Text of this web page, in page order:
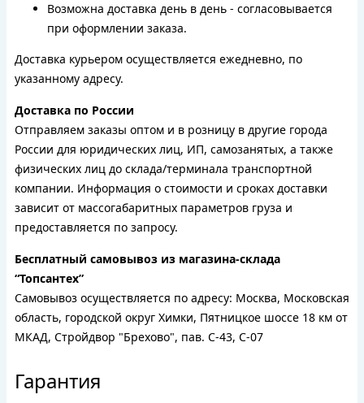
Возможна доставка день в день - согласовывается
при оформлении заказа.
Доставка курьером осуществляется ежедневно, по
указанному адресу.
Доставка по России
Отправляем заказы оптом и в розницу в другие города
России для юридических лиц, ИП, самозанятых, а также
физических лиц до склада/терминала транспортной
компании. Информация о стоимости и сроках доставки
зависит от массогабаритных параметров груза и
предоставляется по запросу.
Бесплатный самовывоз из магазина-склада
“Топсантех”
Самовывоз осуществляется по адресу: Москва, Московская
область, городской округ Химки, Пятницкое шоссе 18 км от
МКАД, Стройдвор "Брехово", пав. С-43, С-07
Гарантия